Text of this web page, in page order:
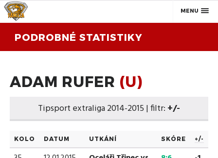
MENU
PODROBNÉ STATISTIKY
ADAM RUFER (U)
Tipsport extraliga 2014-2015 | filtr: +/-
KOLO DATUM UTKÁNÍ SKÓRE +/-